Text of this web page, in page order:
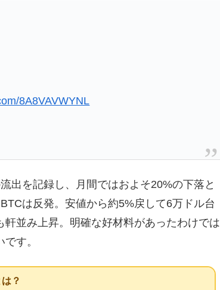
8A8VAVWYNL
出を記録し、月間ではおよそ20%の下落と
は反発。安値から約5%戻して6万ドル台
並み上昇。明確な好材料があったわけでは
す。
？